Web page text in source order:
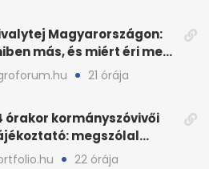
Magyarországon:
más, és miért éri meg
21 órája
órakor kormányszóvivői
megszólal
Péter is22 órája